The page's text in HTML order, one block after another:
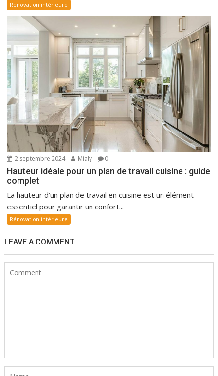
Rénovation intérieure
2 septembre 2024 Mialy 0
Hauteur idéale pour un plan de travail cuisine : guide
complet
La hauteur d’un plan de travail en cuisine est un élément
essentiel pour garantir un confort...
Rénovation intérieure
LEAVE A COMMENT